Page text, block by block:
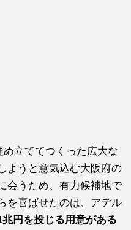
立ててつくった広大な
ようと意気込む大阪府の
会うため、有力候補地で
を喜ばせたのは、アデル
円を投じる用意がある